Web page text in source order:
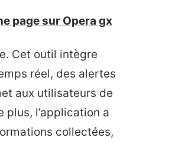
page sur Opera gx
Cet outil intègre
réel, des alertes
aux utilisateurs de
l’application a
collectées,